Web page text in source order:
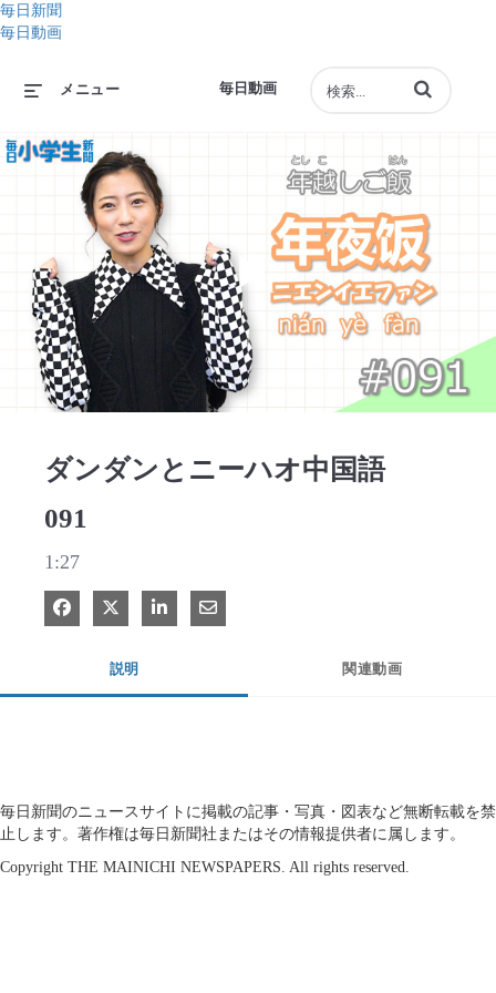
毎日新聞
毎日動画
毎日動画
メニュー 動画の検索語句
Play
ダンダンとニーハオ中国語
091
1:27
Facebook で共有
Xで共有する
LinkedIn で共有
電子メールで共有
説明 関連動画
毎日新聞のニュースサイトに掲載の記事・写真・図表など無断転載を禁
止します。著作権は毎日新聞社またはその情報提供者に属します。
Copyright THE MAINICHI NEWSPAPERS. All rights reserved.